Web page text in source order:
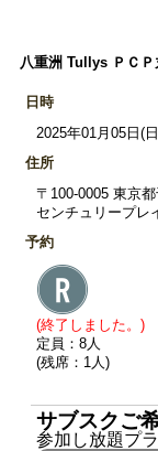
八重洲 Tullys ＰＣＰ
日時
2025年01月05日(
住所
〒100-0005 東京
センチュリープレ
予約
(終了しました。)
定員：8人
(残席：1人)
サブスクご
参加し放題プ